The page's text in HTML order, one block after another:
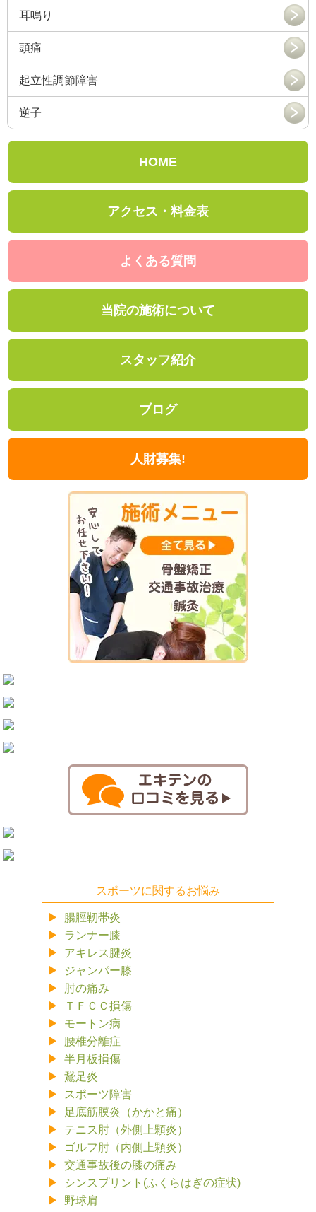
耳鳴り
頭痛
起立性調節障害
逆子
HOME
アクセス・料金表
よくある質問
当院の施術について
スタッフ紹介
ブログ
人財募集!
スポーツに関するお悩み
腸脛靭帯炎
ランナー膝
アキレス腱炎
ジャンパー膝
肘の痛み
ＴＦＣＣ損傷
モートン病
腰椎分離症
半月板損傷
鵞足炎
スポーツ障害
足底筋膜炎（かかと痛）
テニス肘（外側上顆炎）
ゴルフ肘（内側上顆炎）
交通事故後の膝の痛み
シンスプリント(ふくらはぎの症状)
野球肩